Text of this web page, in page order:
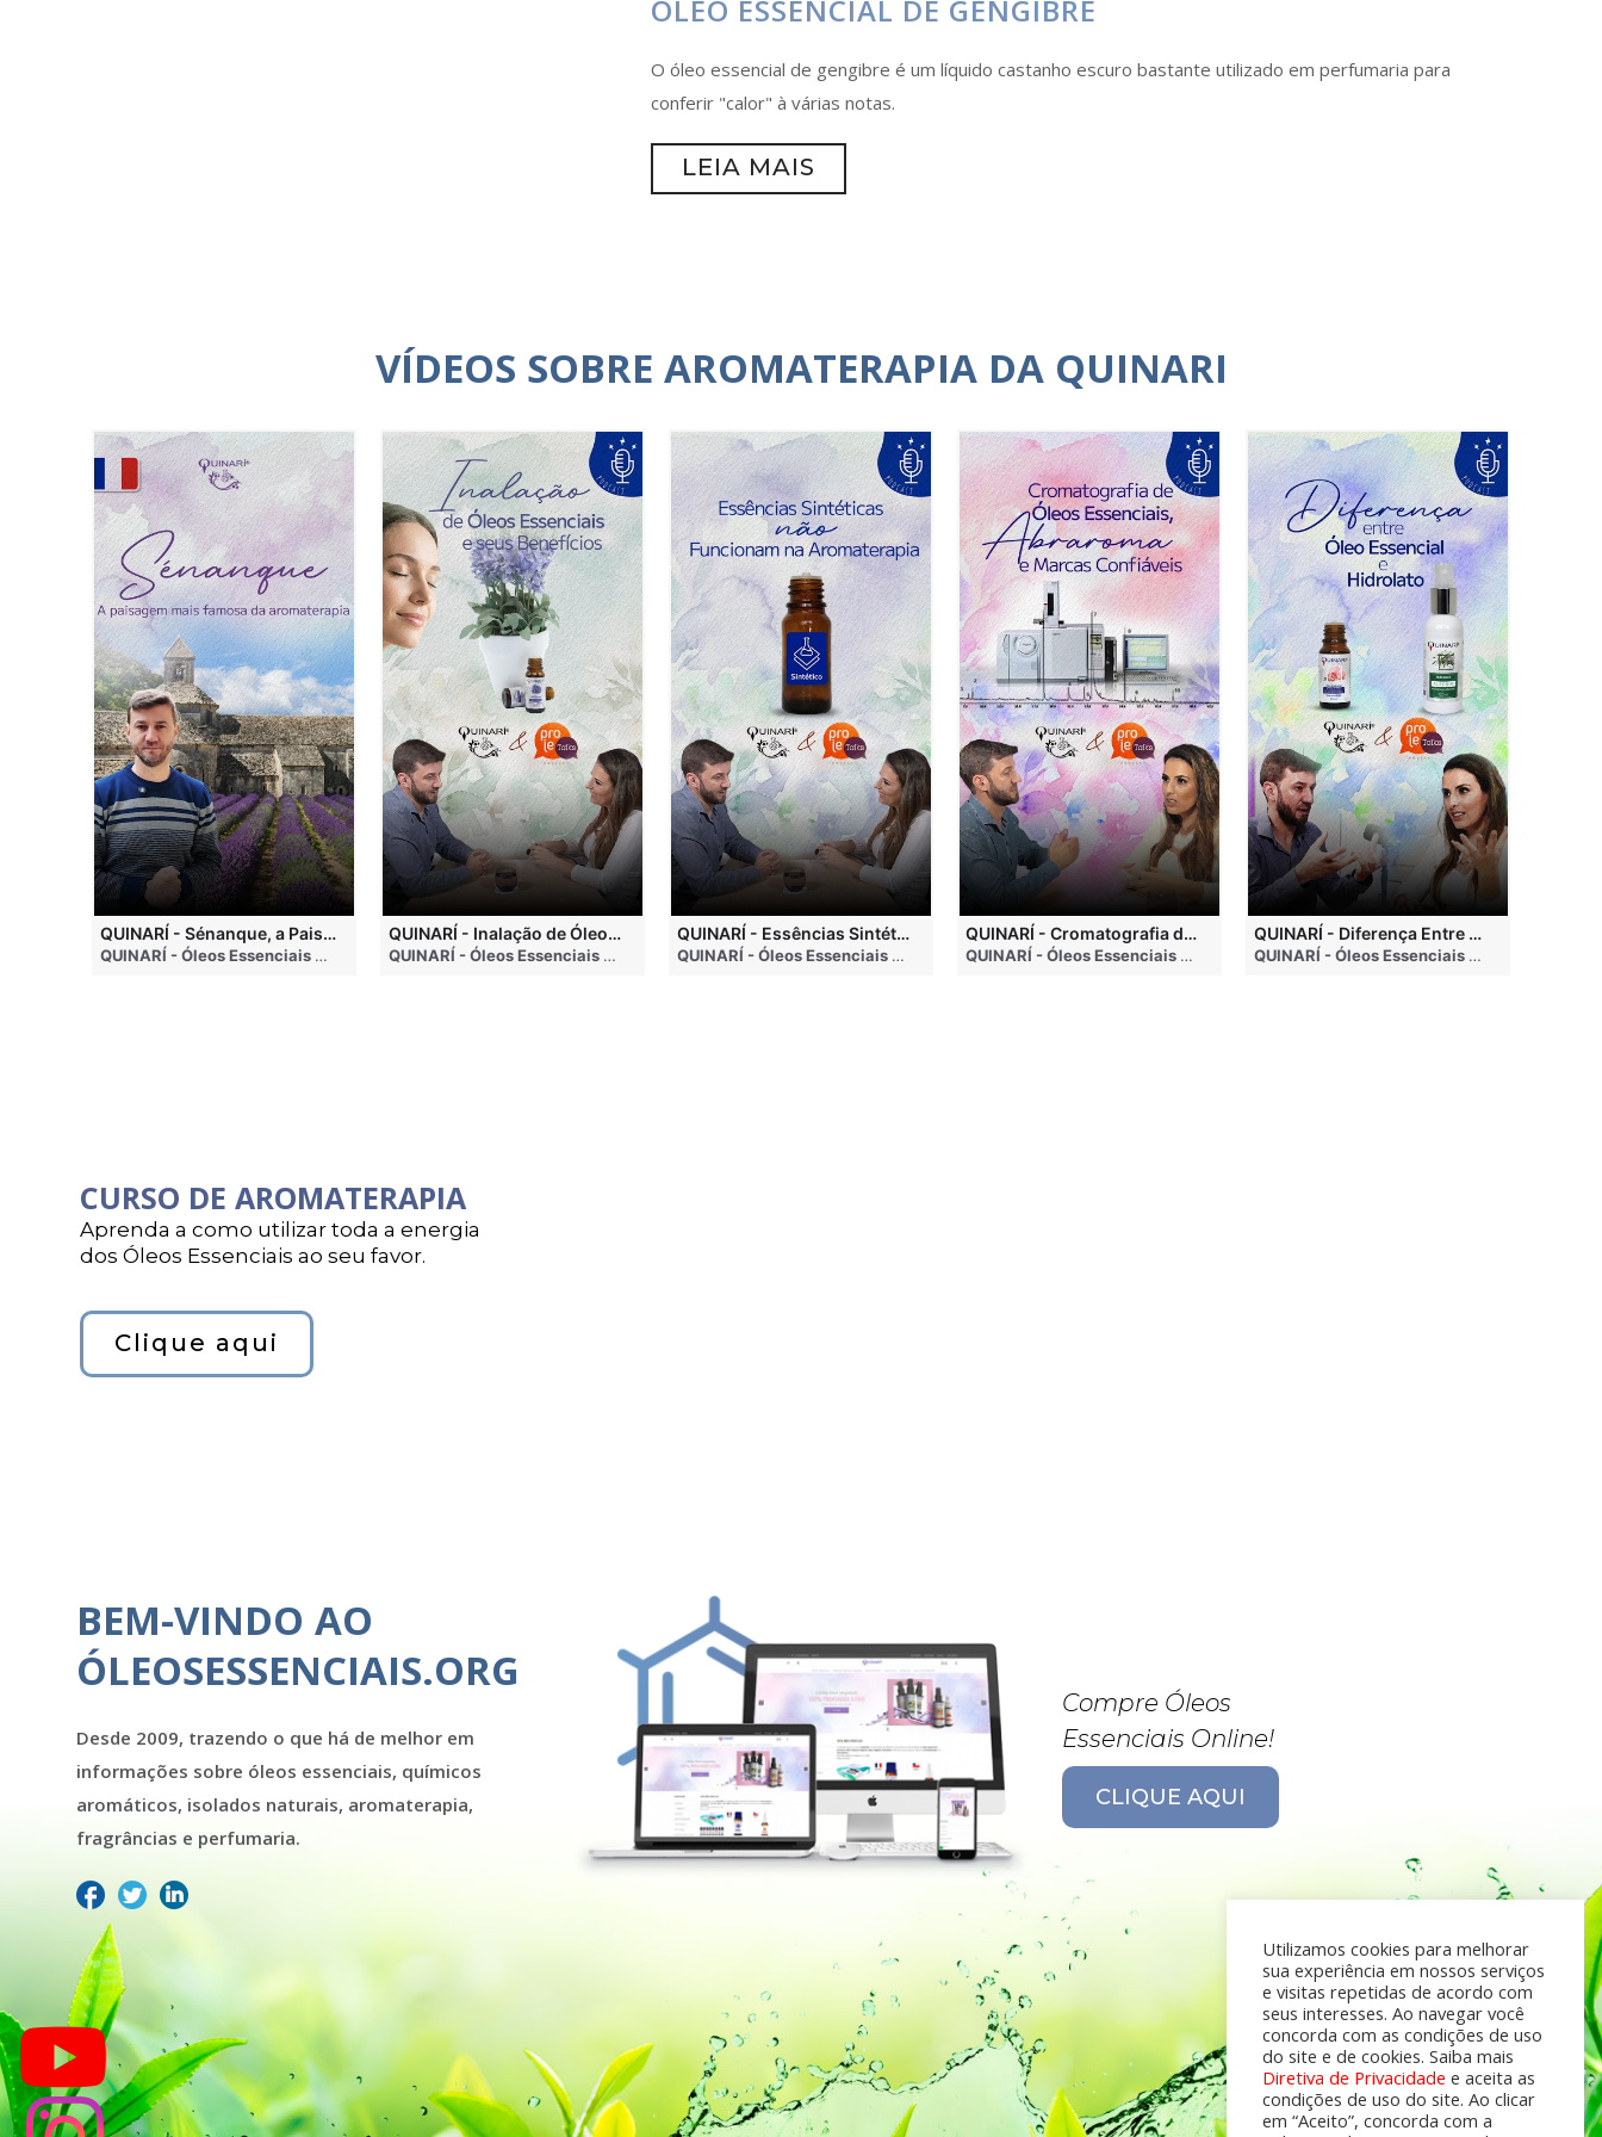
ÓLEO ESSENCIAL DE GENGIBRE
O óleo essencial de gengibre é um líquido castanho escuro bastante utilizado em perfumaria para
conferir "calor" à várias notas.
LEIA MAIS
VÍDEOS SOBRE AROMATERAPIA DA QUINARI
• 4 months ago
QUINARÍ - Sénanque, a Paisagem Mais Famosa da Aromaterapia
QUINARÍ - Óleos Essenciais e Aromaterapia • 3 weeks ago
QUINARÍ - Inalação de Óleos Essenciais e Seus Benefícios
QUINARÍ - Óleos Essenciais e Aromaterapia • 3 months ago
QUINARÍ - Essências Sintéticas NÃO Funcionam na Aromaterapia
QUINARÍ - Óleos Essenciais e Aromaterapia • 3 months ago
QUINARÍ - Cromatografia de Óleos Essenciais, ABRAROMA e Marcas Confiáveis
QUINARÍ - Óleos Essenciais e Aromaterapia • 3 months ago
QUINARÍ - Diferença Entre Óleo Essencial e Hidrolato
QUINARÍ - Óleos Essenciais e Aromaterapia
CURSO DE AROMATERAPIA
Aprenda a como utilizar toda a energia
dos Óleos Essenciais ao seu favor.
Clique aqui
BEM-VINDO AO
ÓLEOSESSENCIAIS.ORG
Desde 2009, trazendo o que há de melhor em
informações sobre óleos essenciais, químicos
aromáticos, isolados naturais, aromaterapia,
fragrâncias e perfumaria.
Compre Óleos
Essenciais Online!
CLIQUE AQUI
Utilizamos cookies para melhorar
sua experiência em nossos serviços
e visitas repetidas de acordo com
seus interesses. Ao navegar você
concorda com as condições de uso
do site e de cookies. Saiba mais
Diretiva de Privacidade e aceita as
condições de uso do site. Ao clicar
em “Aceito”, concorda com a